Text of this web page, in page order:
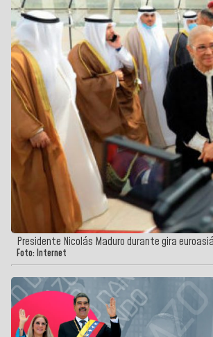
Presidente Nicolás Maduro durante gira
Foto: Internet